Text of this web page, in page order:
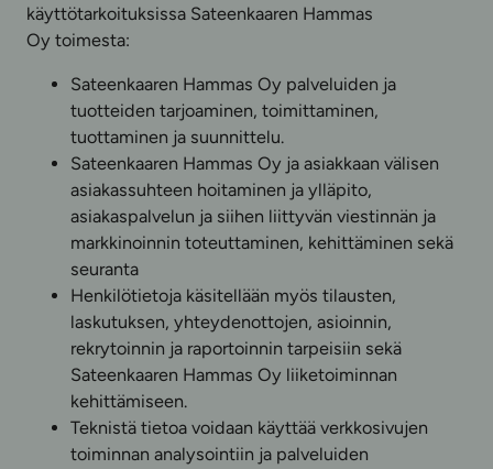
käyttötarkoituksissa Sateenkaaren Hammas
Oy toimesta:
Sateenkaaren Hammas Oy palveluiden ja
tuotteiden tarjoaminen, toimittaminen,
tuottaminen ja suunnittelu.
Sateenkaaren Hammas Oy ja asiakkaan välisen
asiakassuhteen hoitaminen ja ylläpito,
asiakaspalvelun ja siihen liittyvän viestinnän ja
markkinoinnin toteuttaminen, kehittäminen sekä
seuranta
Henkilötietoja käsitellään myös tilausten,
laskutuksen, yhteydenottojen, asioinnin,
rekrytoinnin ja raportoinnin tarpeisiin sekä
Sateenkaaren Hammas Oy liiketoiminnan
kehittämiseen.
Teknistä tietoa voidaan käyttää verkkosivujen
toiminnan analysointiin ja palveluiden